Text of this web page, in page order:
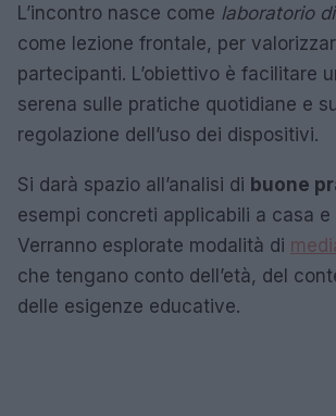
L’incontro nasce come laboratorio
come lezione frontale, per
partecipanti. L’obiettivo è facilitare
serena sulle pratiche quotidiane e
regolazione dell’uso dei dispositivi.
Si darà spazio all’analisi di buone
esempi concreti applicabili a casa e
Verranno esplorate modalità di
che tengano conto dell’età, del
delle esigenze educative.